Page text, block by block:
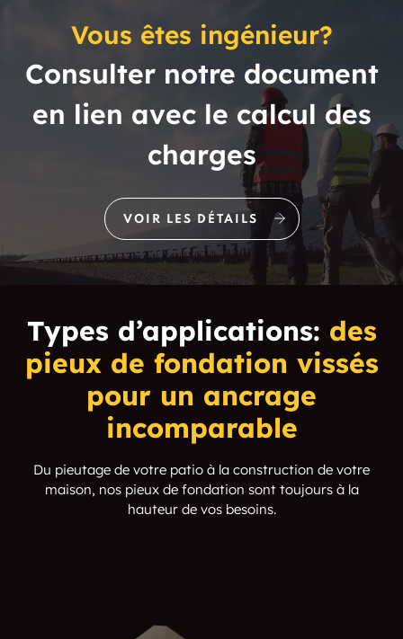
Vous êtes ingénieur?
Consulter notre document
en lien avec le calcul des
charges
VOIR LES DÉTAILS
Types d’applications: des
pieux de fondation vissés
pour un ancrage
incomparable
Du pieutage de votre patio à la construction de votre
maison, nos pieux de fondation sont toujours à la
hauteur de vos besoins.